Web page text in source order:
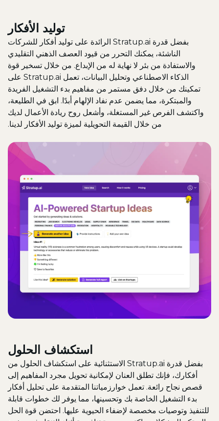
توليد الأفكار
بفضل قدرة Stratup.ai الرائدة على توليد أفكار للشركات
الناشئة، يمكنك التحرر من قيود العصف الذهني التقليدي
والاستفادة من بئر لا نهاية له من الإبداع. من خلال تسخير قوة
الذكاء الاصطناعي وتحليل البيانات، تعمل Stratup.ai على
تمكينك من خلال دفق مستمر من مفاهيم بدء التشغيل الفريدة
والمبتكرة، مما يضمن عدم نفاد الإلهام أبدًا. ابق في الطليعة،
واكتشف الفرص غير المستغلة، وأشعل روح ريادة الأعمال لديك
من خلال القيمة التحويلية لميزة توليد الأفكار لدينا.
استكشاف الحلول
بفضل قدرة Stratup.ai الاستثنائية على استكشاف الحلول من
أفكارك، فإنك تطلق العنان لإمكانية تحويل مجرد المفاهيم إلى
قصص نجاح رائعة. تعمل خوارزمياتنا المتقدمة على تحليل أفكار
بدء التشغيل الخاصة بك وتحسينها، مما يوفر لك خطوات قابلة
للتنفيذ وتوصيات مخصصة لإضفاء الحيوية عليها. احتضن قوة الحل